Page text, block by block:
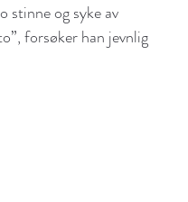
stinne og syke av
forsøker han jevnlig